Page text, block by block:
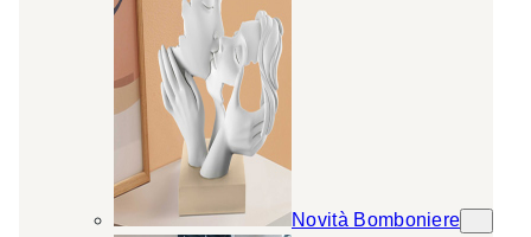
Novità Bomboniere